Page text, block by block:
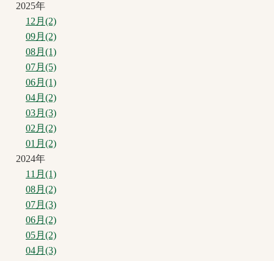
2025年
12月(2)
09月(2)
08月(1)
07月(5)
06月(1)
04月(2)
03月(3)
02月(2)
01月(2)
2024年
11月(1)
08月(2)
07月(3)
06月(2)
05月(2)
04月(3)